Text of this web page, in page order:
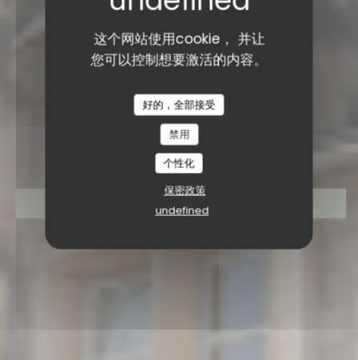
这个网站使用cookie， 并让
您可以控制想要激活的内容。
好的，全部接受
禁用
个性化
保密政策
undefined
RESTAURANT SAISONS
预订餐位